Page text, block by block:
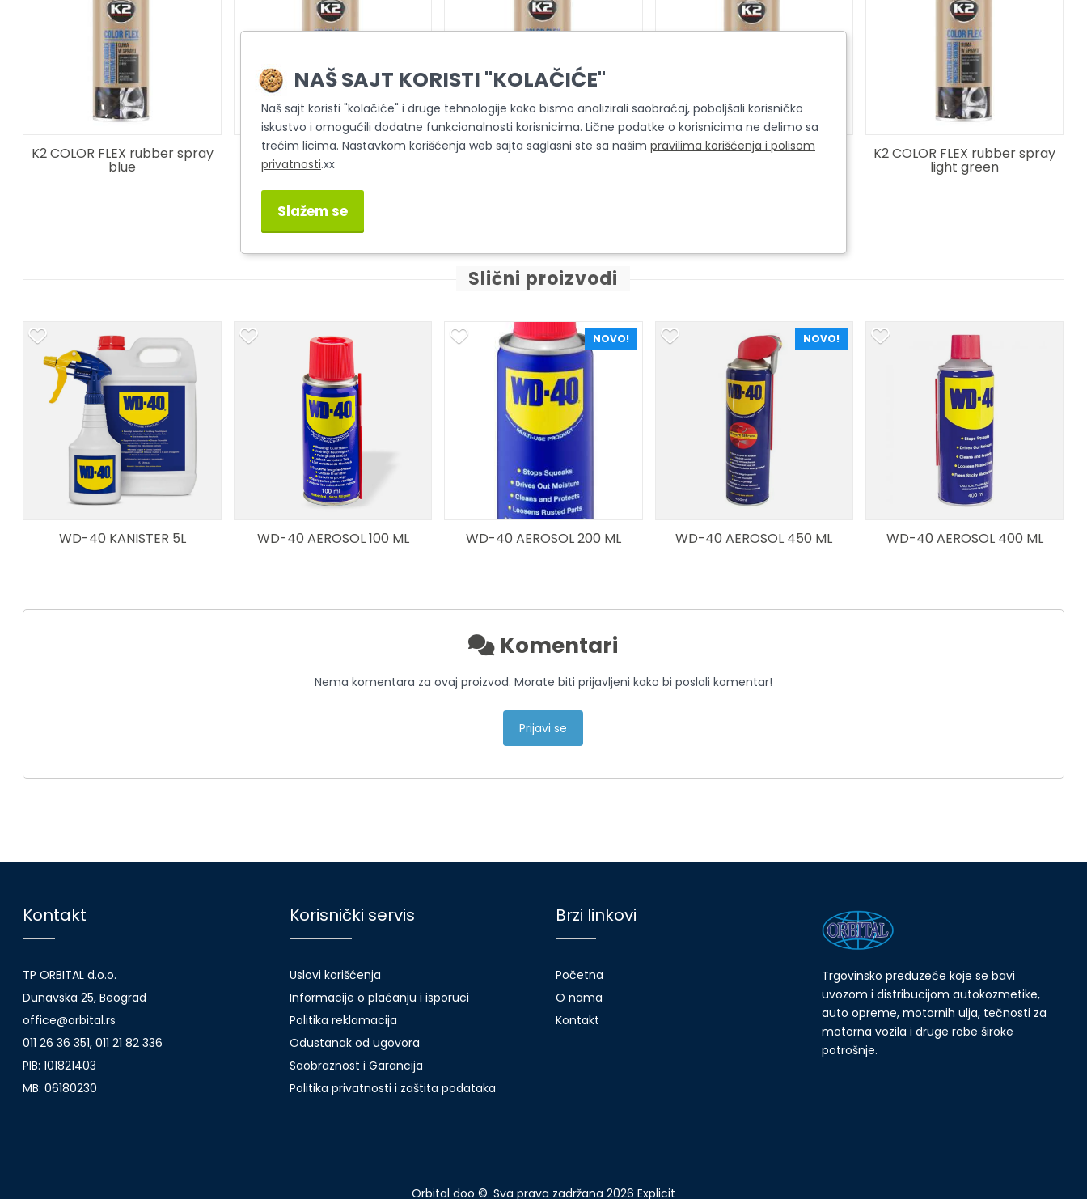
K2 COLOR FLEX rubber spray
blue
K2 COLOR FLEX rubber spray
red
K2 COLOR FLEX rubber spray K2 COLOR FLEX rubber spray K2 COLOR FLEX rubber spray
light green
Slični proizvodi
WD-40 KANISTER 5L WD-40 AEROSOL 100 ML
NOVO!
WD-40 AEROSOL 200 ML
NOVO!
WD-40 AEROSOL 450 ML WD-40 AEROSOL 400 ML
Komentari
Nema komentara za ovaj proizvod. Morate biti prijavljeni kako bi poslali komentar!
Prijavi se
Kontakt
TP ORBITAL d.o.o.
Dunavska 25, Beograd
office@orbital.rs
011 26 36 351, 011 21 82 336
PIB: 101821403
MB: 06180230
Korisnički servis
Uslovi korišćenja
Informacije o plaćanju i isporuci
Politika reklamacija
Odustanak od ugovora
Saobraznost i Garancija
Politika privatnosti i zaštita podataka
Brzi linkovi
Početna
O nama
Kontakt
Trgovinsko preduzeće koje se bavi
uvozom i distribucijom autokozmetike,
auto opreme, motornih ulja, tečnosti za
motorna vozila i druge robe široke
potrošnje.
Orbital doo ©. Sva prava zadržana 2026 Explicit
NAŠ SAJT KORISTI "KOLAČIĆE"
Naš sajt koristi "kolačiće" i druge tehnologije kako bismo analizirali saobraćaj, poboljšali korisničko
iskustvo i omogućili dodatne funkcionalnosti korisnicima. Lične podatke o korisnicima ne delimo sa
trećim licima. Nastavkom korišćenja web sajta saglasni ste sa našim pravilima korišćenja i polisom
privatnosti.xx
Slažem se